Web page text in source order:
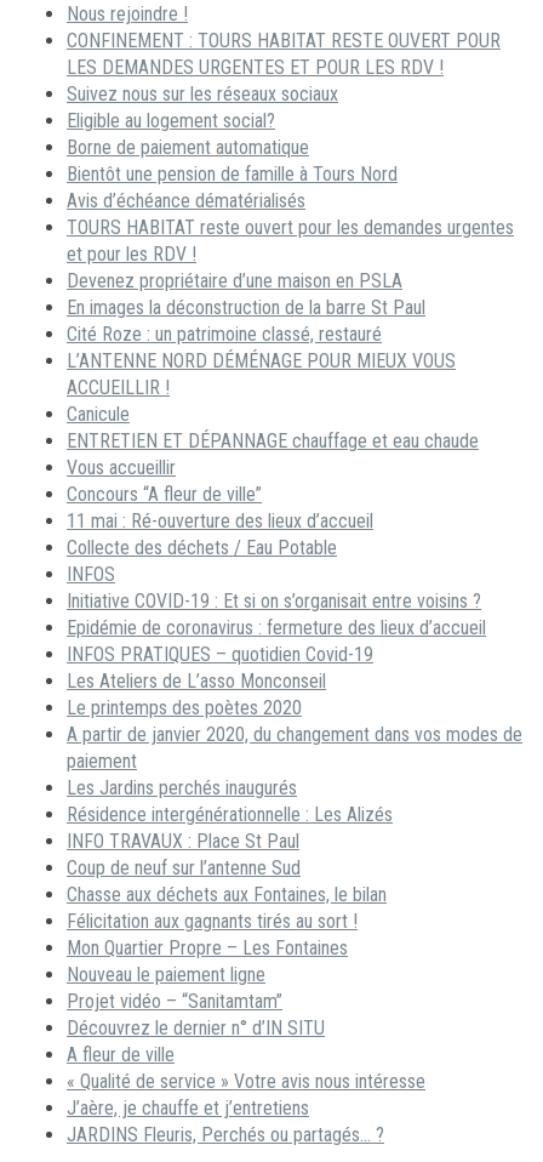
Nous rejoindre !
CONFINEMENT : TOURS HABITAT RESTE OUVERT POUR
LES DEMANDES URGENTES ET POUR LES RDV !
Suivez nous sur les réseaux sociaux
Eligible au logement social?
Borne de paiement automatique
Bientôt une pension de famille à Tours Nord
Avis d’échéance dématérialisés
TOURS HABITAT reste ouvert pour les demandes urgentes
et pour les RDV !
Devenez propriétaire d’une maison en PSLA
En images la déconstruction de la barre St Paul
Cité Roze : un patrimoine classé, restauré
L’ANTENNE NORD DÉMÉNAGE POUR MIEUX VOUS
ACCUEILLIR !
Canicule
ENTRETIEN ET DÉPANNAGE chauffage et eau chaude
Vous accueillir
Concours “A fleur de ville”
11 mai : Ré-ouverture des lieux d’accueil
Collecte des déchets / Eau Potable
INFOS
Initiative COVID-19 : Et si on s’organisait entre voisins ?
Epidémie de coronavirus : fermeture des lieux d’accueil
INFOS PRATIQUES – quotidien Covid-19
Les Ateliers de L’asso Monconseil
Le printemps des poètes 2020
A partir de janvier 2020, du changement dans vos modes de
paiement
Les Jardins perchés inaugurés
Résidence intergénérationnelle : Les Alizés
INFO TRAVAUX : Place St Paul
Coup de neuf sur l’antenne Sud
Chasse aux déchets aux Fontaines, le bilan
Félicitation aux gagnants tirés au sort !
Mon Quartier Propre – Les Fontaines
Nouveau le paiement ligne
Projet vidéo – “Sanitamtam”
Découvrez le dernier n° d’IN SITU
A fleur de ville
« Qualité de service » Votre avis nous intéresse
J’aère, je chauffe et j’entretiens
JARDINS Fleuris, Perchés ou partagés… ?